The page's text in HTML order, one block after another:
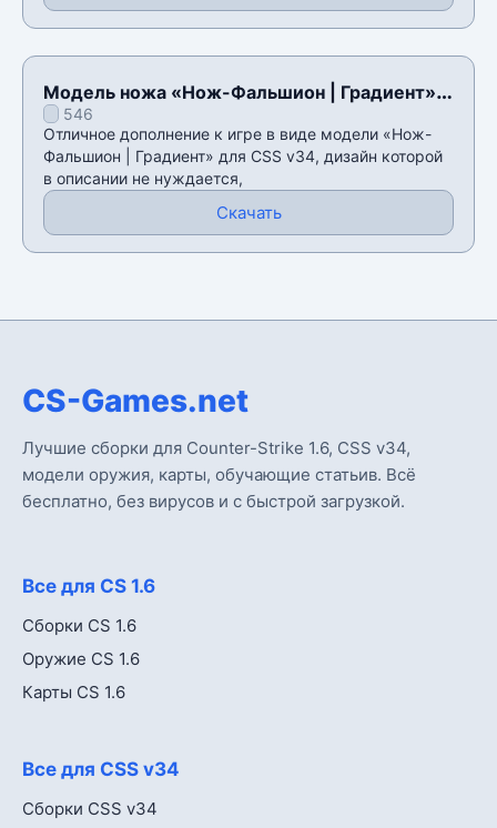
Модель ножа «Нож-Фальшион | Градиент»
для CSS v34
546
Отличное дополнение к игре в виде модели «Нож-
Фальшион | Градиент» для CSS v34, дизайн которой
в описании не нуждается,
Скачать
CS-Games.net
Лучшие сборки для Counter-Strike 1.6, CSS v34,
модели оружия, карты, обучающие статьив. Всё
бесплатно, без вирусов и с быстрой загрузкой.
Все для CS 1.6
Сборки CS 1.6
Оружие CS 1.6
Карты CS 1.6
Все для CSS v34
Сборки CSS v34